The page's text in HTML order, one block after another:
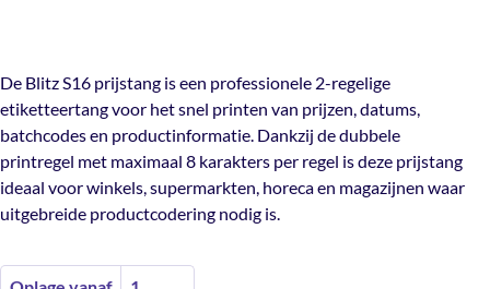
De Blitz S16 prijstang is een professionele 2-regelige
etiketteertang voor het snel printen van prijzen, datums,
batchcodes en productinformatie. Dankzij de dubbele
printregel met maximaal 8 karakters per regel is deze prijstang
ideaal voor winkels, supermarkten, horeca en magazijnen waar
uitgebreide productcodering nodig is.